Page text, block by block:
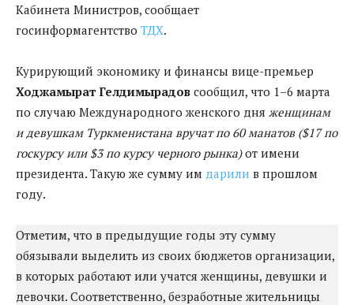
Кабинета Министров, сообщает
госинформагентство ТДХ.
Курирующий экономику и финансы вице-премьер
Ходжамырат Гелдимырадов сообщил, что 1–6 марта
по случаю Международного женского дня женщинам
и девушкам Туркменистана вручат по 60 манатов ($17 по
госкурсу или $3 по курсу черного рынка)от имени
президента. Такую же сумму им дарили в прошлом
году.
Отметим, что в предыдущие годы эту сумму
обязывали выделить из своих бюджетов организации,
в которых работают или учатся женщины, девушки и
девочки. Соответственно, безработные жительницы